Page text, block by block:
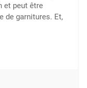
et peut être
de garnitures. Et,